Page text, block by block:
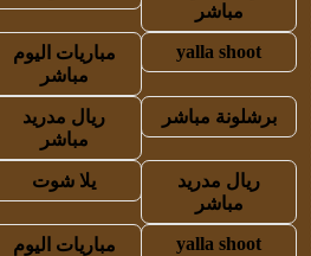
مباشر
yalla shoot
مباريات اليوم
مباشر
برشلونة مباشر
ريال مدريد
مباشر
ريال مدريد
مباشر
يلا شوت
yalla shoot
مباريات اليوم